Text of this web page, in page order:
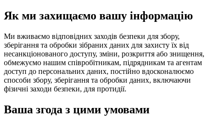
Як ми захищаємо вашу інформацію
Ми вживаємо відповідних заходів безпеки для збору,
зберігання та обробки зібраних даних для захисту їх від
несанкціонованого доступу, зміни, розкриття або знищення,
обмежуємо нашим співробітникам, підрядникам та агентам
доступ до персональних даних, постійно вдосконалюємо
способи збору, зберігання та обробки даних, включаючи
фізичні заходи безпеки, для протидії.
Ваша згода з цими умовами